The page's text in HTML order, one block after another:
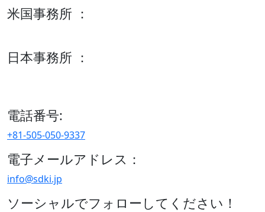
米国事務所 ：
日本事務所 ：
電話番号:
+81-505-050-9337
電子メールアドレス：
info@sdki.jp
ソーシャルでフォローしてください！